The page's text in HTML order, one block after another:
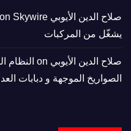
صلاح الدين الأيوبي
يشغّل من المركبات
صلاح الدين الأيوبي
النظام
الصواريخ الموجهة و دبابات